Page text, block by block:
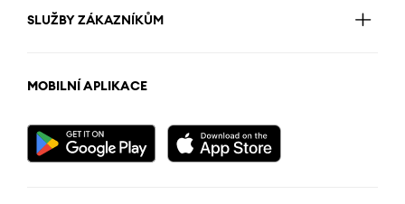
SLUŽBY ZÁKAZNÍKŮM
MOBILNÍ APLIKACE